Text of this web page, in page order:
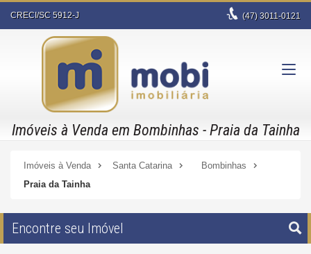
CRECI/SC 5912-J (47)3011-0121
Imóveis à Venda em Bombinhas - Praia da Tainha
Imóveis à Venda Santa Catarina
Bombinhas
Praia da Tainha
Encontre seu Imóvel